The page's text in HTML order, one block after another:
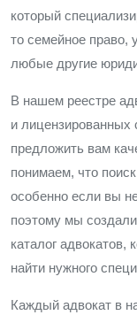
который
то семейное право,
любые другие
В нашем реестре
и лицензированных
предложить вам
понимаем, что
особенно если вы
поэтому мы
каталог адвокатов,
найти нужного
Каждый адвокат в